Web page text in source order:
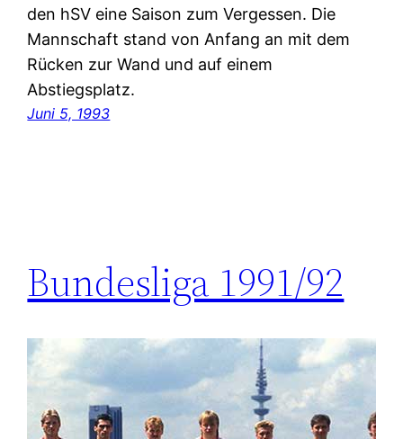
den hSV eine Saison zum Vergessen. Die
Mannschaft stand von Anfang an mit dem
Rücken zur Wand und auf einem
Abstiegsplatz.
Juni 5, 1993
Bundesliga 1991/92